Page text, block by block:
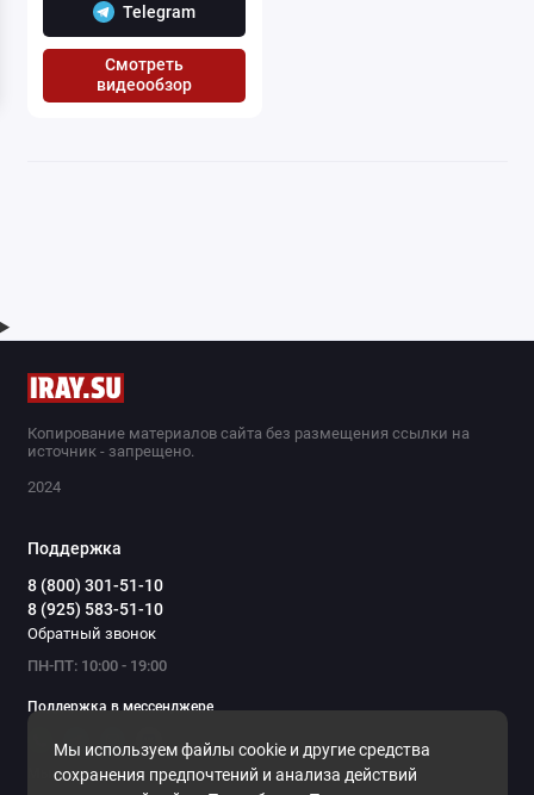
Telegram
Смотреть
видеообзор
Мы используем файлы cookie и другие средства
сохранения предпочтений и анализа действий
Копирование материалов сайта без размещения ссылки на
источник - запрещено.
2024
Поддержка
8 (800) 301-51-10
8 (925) 583-51-10
Обратный звонок
ПН-ПТ: 10:00 - 19:00
Поддержка в мессенджере
Мы в сети